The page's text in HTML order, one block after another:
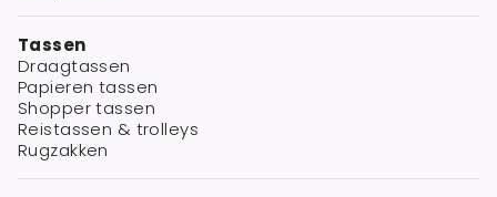
Tassen
Draagtassen
Papieren tassen
Shopper tassen
Reistassen & trolleys
Rugzakken